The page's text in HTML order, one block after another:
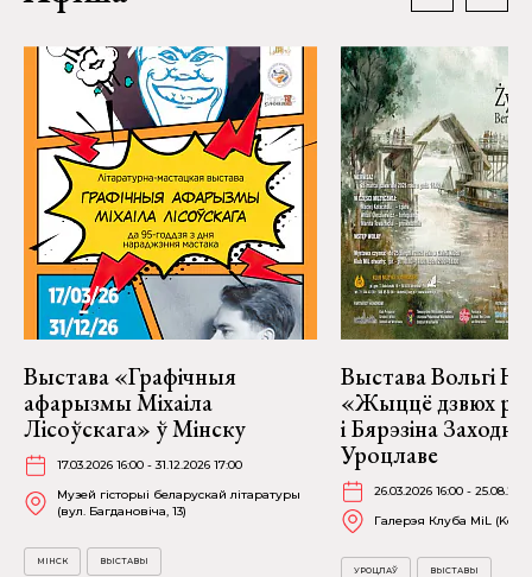
Выстава «Графічныя
афарызмы Міхаіла
Лісоўскага» ў Мінску
17.03.2026 16:00 - 31.12.2026 17:00
Музей гісторыі беларускай літаратуры
(вул. Багдановіча, 13)
МІНСК ВЫСТАВЫ
Выстава Вольгі
«Жыццё дзвюх
і Бярэзіна
Уроцлаве
26.03.2026 16:00 -
Галерэя Клуба MiL
УРОЦЛАЎ ВЫСТАВЫ